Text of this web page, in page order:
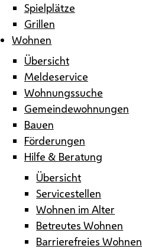
Spielplätze
Grillen
Wohnen
Übersicht
Meldeservice
Wohnungssuche
Gemeindewohnungen
Bauen
Förderungen
Hilfe & Beratung
Übersicht
Servicestellen
Wohnen im Alter
Betreutes Wohnen
Barrierefreies Wohnen